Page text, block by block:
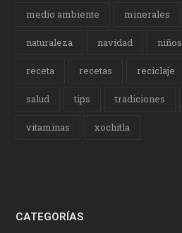
medio ambiente minerales
naturaleza navidad niños
receta recetas reciclaje
salud tips tradiciones
vitaminas xochitla
CATEGORÍAS